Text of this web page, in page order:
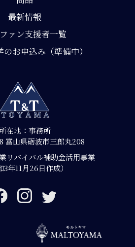
最新情報
ァン支援者一覧
お申込み（準備中）
在地：事務所
富山県砺波市三郎丸208
リバイバル補助金活用事業
3年11月26日作成）